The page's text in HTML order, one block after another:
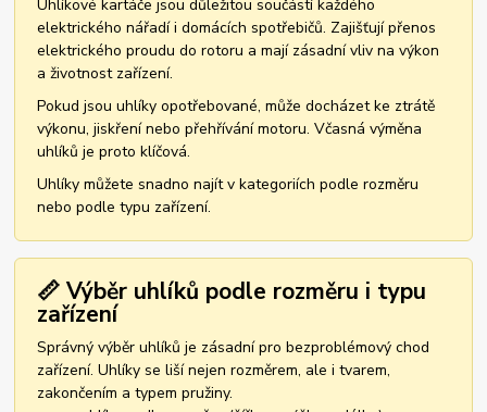
Uhlíkové kartáče jsou důležitou součástí každého
elektrického nářadí i domácích spotřebičů. Zajišťují přenos
elektrického proudu do rotoru a mají zásadní vliv na výkon
a životnost zařízení.
Pokud jsou uhlíky opotřebované, může docházet ke ztrátě
výkonu, jiskření nebo přehřívání motoru. Včasná výměna
uhlíků je proto klíčová.
Uhlíky můžete snadno najít v kategoriích podle rozměru
nebo podle typu zařízení.
📏 Výběr uhlíků podle rozměru i typu
zařízení
Správný výběr uhlíků je zásadní pro bezproblémový chod
zařízení. Uhlíky se liší nejen rozměrem, ale i tvarem,
zakončením a typem pružiny.